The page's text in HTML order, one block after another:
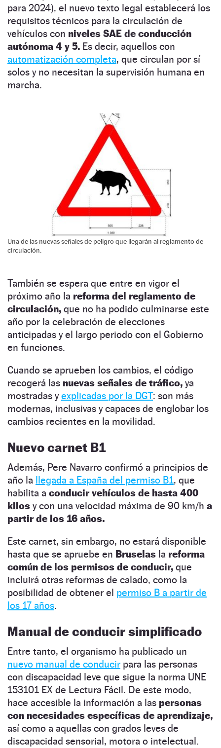
para 2024), el nuevo texto legal establecerá los
requisitos técnicos para la circulación de
vehículos con niveles SAE de conducción
autónoma 4 y 5. Es decir, aquellos con
automatización completa, que circulan por sí
solos y no necesitan la supervisión humana en
marcha.
Una de las nuevas señales de peligro que llegarán al reglamento de
circulación.
También se espera que entre en vigor el
próximo año la reforma del reglamento de
circulación, que no ha podido culminarse este
año por la celebración de elecciones
anticipadas y el largo periodo con el Gobierno
en funciones.
Cuando se aprueben los cambios, el código
recogerá las nuevas señales de tráfico, ya
mostradas yexplicadas por la DGT: son más
modernas, inclusivas y capaces de englobar los
cambios recientes en la movilidad.
Nuevo carnet B1
Además, Pere Navarro confirmó a principios de
año la
llegada a España del permiso B1, que
habilita a conducir vehículos de hasta 400
kilos y con una velocidad máxima de 90 km/h a
partir de los 16 años.
Este carnet, sin embargo, no estará disponible
hasta que se apruebe en Bruselas la reforma
común de los permisos de conducir, que
incluirá otras reformas de calado, como la
posibilidad de obtener el permiso B a partir de
los 17 años.
Manual de conducir simplificado
Entre tanto, el organismo ha publicado un
nuevo manual de conducir para las personas
con discapacidad leve que sigue la norma UNE
153101 EX de Lectura Fácil. De este modo,
hace accesible la información a las personas
con necesidades específicas de aprendizaje,
así como a aquellas con grados leves de
discapacidad sensorial, motora o intelectual.